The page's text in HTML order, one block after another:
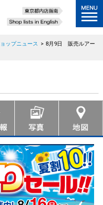
ップニュース > 8月9日 販売ルアー